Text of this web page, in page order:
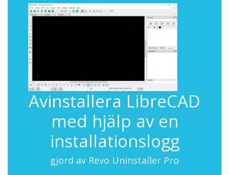
Avinstallera LibreCAD
med hjälp av en
installationslogg
gjord av Revo Uninstaller Pro